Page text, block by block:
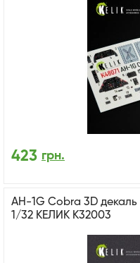
423 грн.
AH-1G Cobra 3D
1/32 КЕЛИК K32003